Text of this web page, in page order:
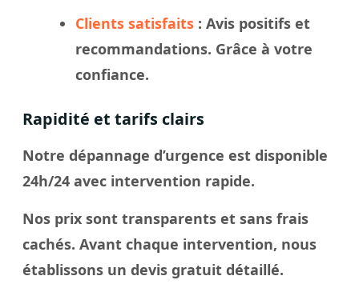
Clients satisfaits : Avis positifs et
recommandations. Grâce à votre
confiance.
Rapidité et tarifs clairs
Notre dépannage d’urgence est disponible
24h/24 avec intervention rapide.
Nos prix sont transparents et sans frais
cachés. Avant chaque intervention, nous
établissons un devis gratuit détaillé.